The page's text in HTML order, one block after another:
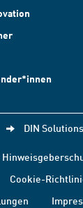
DIN Solutions
Cookie-